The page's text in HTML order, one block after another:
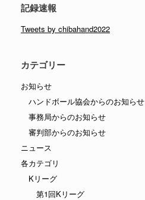
記録速報
Tweets by chibahand2022
カテゴリー
お知らせ
ハンドボール協会からのお知らせ
事務局からのお知らせ
審判部からのお知らせ
ニュース
各カテゴリ
Kリーグ
第1回Kリーグ